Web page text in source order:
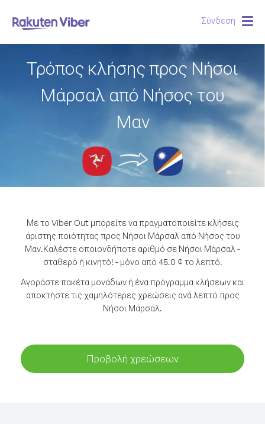
Σύνδεση
Τρόπος κλήσης προς Νήσοι
Μάρσαλ από Νήσος του
Μαν
Με το Viber Out μπορείτε να πραγματοποιείτε κλήσεις
άριστης ποιότητας προς Νήσοι Μάρσαλ από Νήσος του
Μαν.Καλέστε οποιονδήποτε αριθμό σε Νήσοι Μάρσαλ -
σταθερό ή κινητό! - μόνο από 45.0 ¢ το λεπτό.
Αγοράστε πακέτα μονάδων ή ένα πρόγραμμα κλήσεων και
αποκτήστε τις χαμηλότερες χρεώσεις ανά λεπτό προς
Νήσοι Μάρσαλ.
Προβολή χρεώσεων